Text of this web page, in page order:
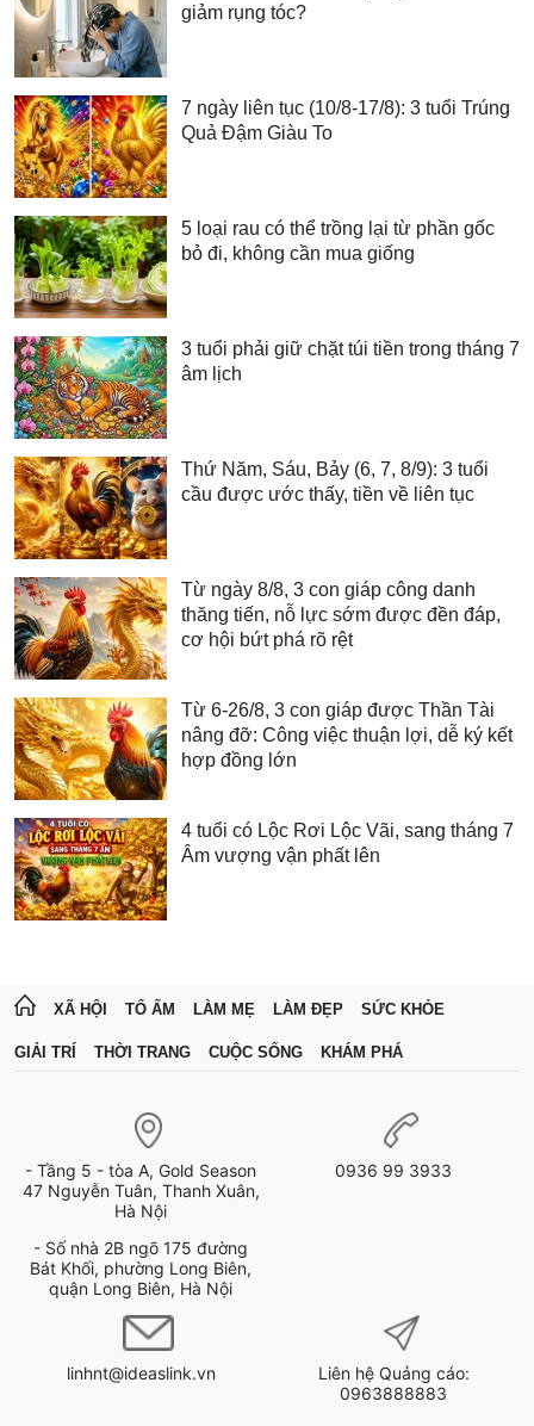
giảm rụng tóc?
7 ngày liên tục (10/8-17/8): 3 tuổi Trúng
Quả Đậm Giàu To
5 loại rau có thể trồng lại từ phần gốc
bỏ đi, không cần mua giống
3 tuổi phải giữ chặt túi tiền trong tháng 7
âm lịch
Thứ Năm, Sáu, Bảy (6, 7, 8/9): 3 tuổi
cầu được ước thấy, tiền về liên tục
Từ ngày 8/8, 3 con giáp công danh
thăng tiến, nỗ lực sớm được đền đáp,
cơ hội bứt phá rõ rệt
Từ 6-26/8, 3 con giáp được Thần Tài
nâng đỡ: Công việc thuận lợi, dễ ký kết
hợp đồng lớn
4 tuổi có Lộc Rơi Lộc Vãi, sang tháng 7
Âm vượng vận phất lên
XÃ HỘI TỔ ẤM LÀM MẸ LÀM ĐẸP SỨC KHỎE
GIẢI TRÍ THỜI TRANG CUỘC SỐNG KHÁM PHÁ
- Tầng 5 - tòa A, Gold Season
47 Nguyễn Tuân, Thanh Xuân,
Hà Nội
- Số nhà 2B ngõ 175 đường
Bát Khối, phường Long Biên,
quận Long Biên, Hà Nội
0936 99 3933
linhnt@ideaslink.vn
Liên hệ Quảng cáo:
0963888883